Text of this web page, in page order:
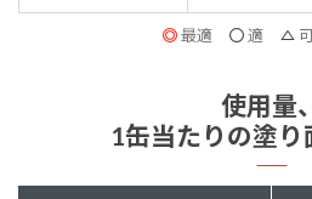
最適 適
使用量、
1缶当たりの塗り